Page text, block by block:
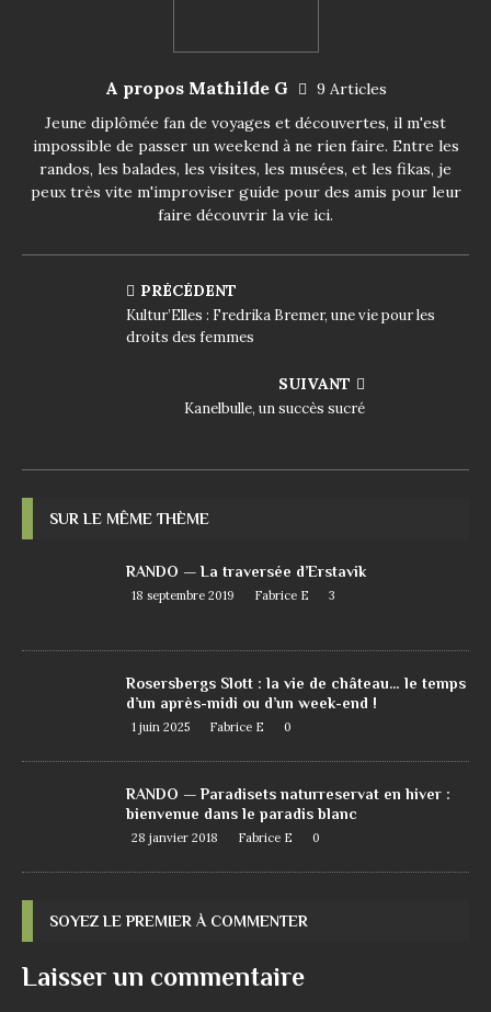
A propos Mathilde G
9 Articles
Jeune diplômée fan de voyages et découvertes, il m'est
impossible de passer un weekend à ne rien faire. Entre les
randos, les balades, les visites, les musées, et les fikas, je
peux très vite m'improviser guide pour des amis pour leur
faire découvrir la vie ici.
PRÉCÉDENT
Kultur’Elles : Fredrika Bremer, une vie pour les
droits des femmes
SUIVANT
Kanelbulle, un succès sucré
SUR LE MÊME THÈME
RANDO — La traversée d’Erstavik
18 septembre 2019 Fabrice E 3
Rosersbergs Slott : la vie de château… le temps
d’un après-midi ou d’un week-end !
1 juin 2025 Fabrice E 0
RANDO — Paradisets naturreservat en hiver :
bienvenue dans le paradis blanc
28 janvier 2018 Fabrice E 0
SOYEZ LE PREMIER À COMMENTER
Laisser un commentaire